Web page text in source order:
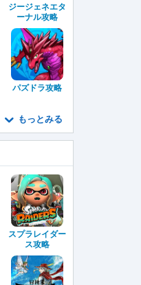
ジージェネエタ
ーナル攻略
パズドラ攻略
もっとみる
スプラレイダー
ス攻略